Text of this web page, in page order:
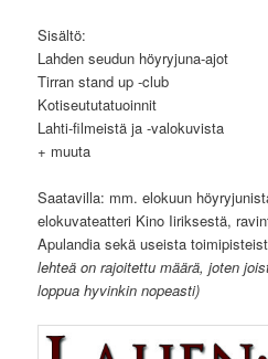
Sisältö:
Lahden seudun höyryjuna-ajot
Tirran stand up -club
Kotiseututatuoinnit
Lahti-filmeistä ja -valokuvista
+ muuta
Saatavilla: mm. elokuun
elokuvateatteri Kino Iiriksestä,
Apulandia sekä useista
lehteä on rajoitettu määrä, joten
loppua hyvinkin nopeasti)